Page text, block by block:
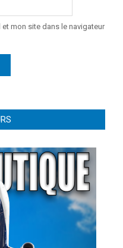
mon site dans le navigateur